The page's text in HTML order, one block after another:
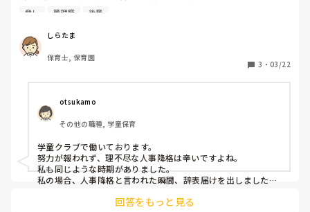
ら仕事をやり、いつかは報われるかと思えば、後輩の指導不
管理職たちは蹴落とすつもりはないかもしれないけど、あの
言い方では自分は落ち込みました。
職場には仲の良い人いますが相談できる内容でなく困ってま
脅し 管理職 後輩
しらたま
保育士, 保育園
3 ・ 03/22
otsukamo
その他の職種, 学童保育
学童クラブで働いております。
努力が報われず、理不尽な人事降格は辛いですよね。
私も同じような時期がありました。
私の場合、人事降格と言われた瞬間、辞表届けを出しました！
その後、のんびり転職活動をして現在の仕事になりました。お
回答をもっと見る